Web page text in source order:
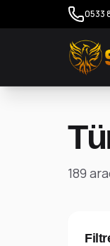
0533
189